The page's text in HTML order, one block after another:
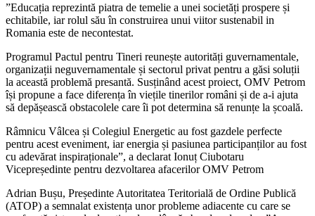
”Educația reprezintă piatra de temelie a unei societăți prospere și
echitabile, iar rolul său în construirea unui viitor sustenabil in
Romania este de necontestat.
Programul Pactul pentru Tineri reunește autorități guvernamentale,
organizații neguvernamentale și sectorul privat pentru a găsi soluții
la această problemă presantă. Susținând acest proiect, OMV Petrom
își propune a face diferența în viețile tinerilor români și de a-i ajuta
să depășească obstacolele care îi pot determina să renunțe la școală.
Râmnicu Vâlcea și Colegiul Energetic au fost gazdele perfecte
pentru acest eveniment, iar energia și pasiunea participanților au fost
cu adevărat inspiraționale”, a declarat Ionuț Ciubotaru
Vicepreședinte pentru dezvoltarea afacerilor OMV Petrom
Adrian Bușu, Președinte Autoritatea Teritorială de Ordine Publică
(ATOP) a semnalat existența unor probleme adiacente cu care se